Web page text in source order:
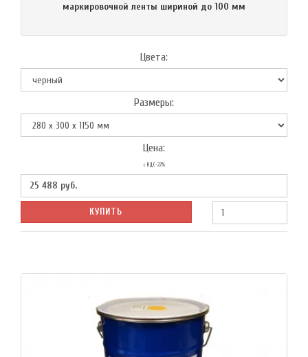
маркировочной ленты шириной до 100 мм
Цвета:
Размеры:
Цена:
с НДС-22%
25 488 руб.
КУПИТЬ